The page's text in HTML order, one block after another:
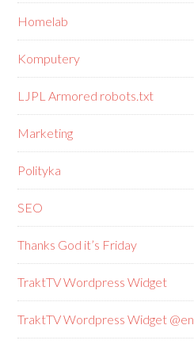
Homelab
Komputery
LJPL Armored robots.txt
Marketing
Polityka
SEO
Thanks God it’s Friday
TraktTV Wordpress Widget
TraktTV Wordpress Widget @en